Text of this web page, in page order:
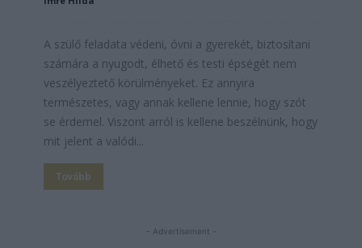
A szülő feladata védeni, óvni a gyerekét, biztosítani
számára a nyugodt, élhető és testi épségét nem
veszélyeztető körülményeket. Ez annyira
természetes, vagy annak kellene lennie, hogy szót
se érdemel. Viszont arról is kellene beszélnünk, hogy
mit jelent a valódi...
Tovább
- Advertisement -